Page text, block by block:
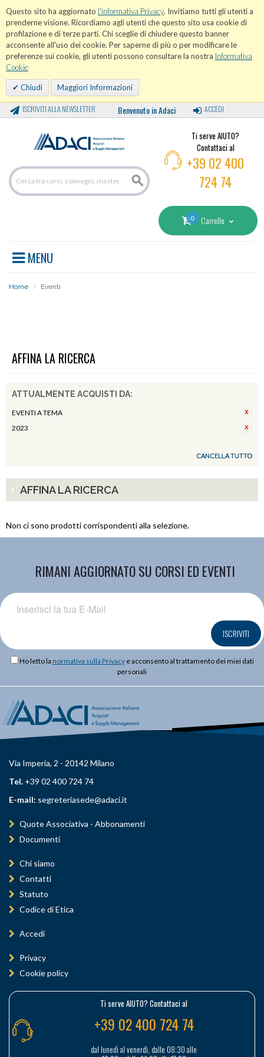
Questo sito ha aggiornato l'informativa Privacy. Invitiamo tutti gli utenti a
prenderne visione. Ricordiamo agli utenti che questo sito usa cookie di
profilazione e di terze parti. Chi sceglie di chiudere questo banner
acconsente all'uso dei cookie. Per saperne di più o per modificare le
preferenze sui cookie, gli utenti possono consultare la nostra Informativa
Cookie
Chiudi Maggiori Informazioni
ISCRIVITI ALLA NEWSLETTER Benvenuto in Adaci ACCEDI
Ti serve AIUTO?
Contattaci al
+39 02 400
724 74
0 Carrello
MENU
Home / Eventi
AFFINA LA RICERCA
ATTUALMENTE ACQUISTI DA:
EVENTI A TEMA
2023
CANCELLA TUTTO
AFFINA LA RICERCA
Non ci sono prodotti corrispondenti alla selezione.
RIMANI AGGIORNATO SU CORSI ED EVENTI
ISCRIVITI
Ho letto la normativa sulla Privacye acconsento al trattamento dei miei dati
personali
Via Imperia, 2 - 20142 Milano
Tel. +39 02 400 724 74
E-mail: segreteriasede@adaci.it
Quote Associativa - Abbonamenti
Documenti
Chi siamo
Contatti
Statuto
Codice di Etica
Accedi
Privacy
Cookie policy
Ti serve AIUTO? Contattaci al
+39 02 400 724 74
dal lunedì al venerdì, dalle 08:30 alle